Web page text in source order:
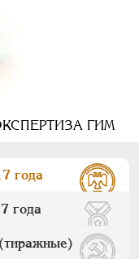
ГИМ
года
года